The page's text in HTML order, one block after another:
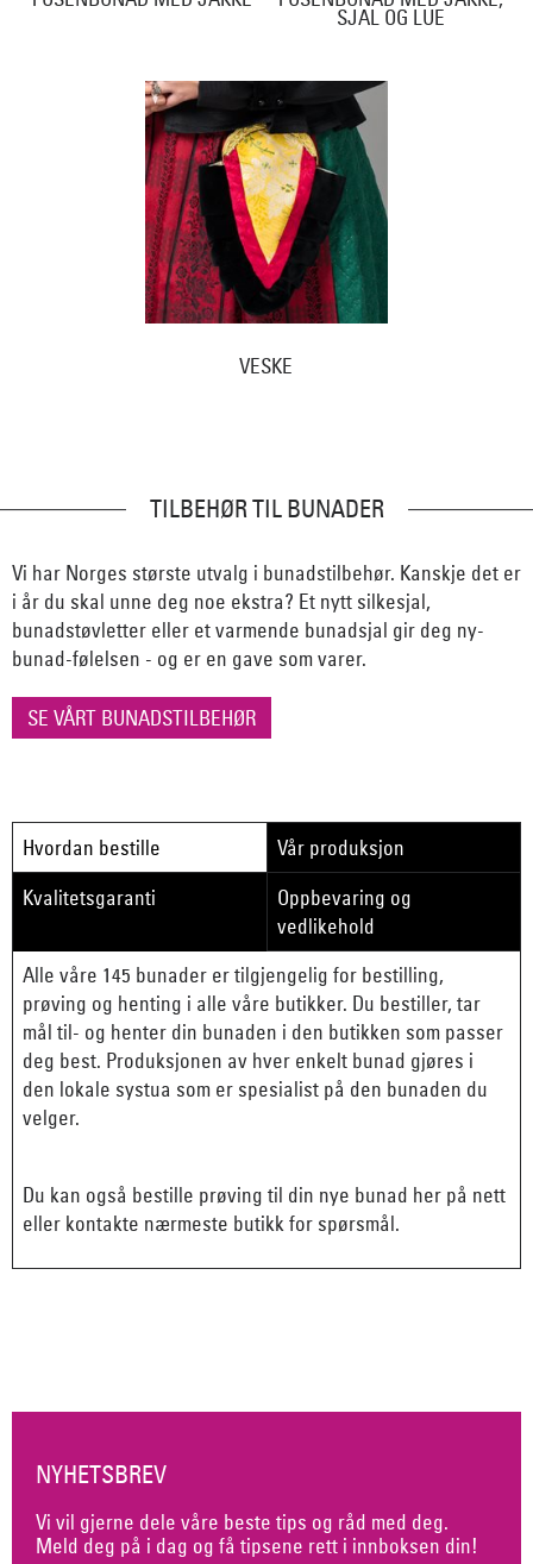
SJAL OG LUE
VESKE
TILBEHØR TIL BUNADER
Vi har Norges største utvalg i bunadstilbehør. Kanskje det er
i år du skal unne deg noe ekstra? Et nytt silkesjal,
bunadstøvletter eller et varmende bunadsjal gir deg ny-
bunad-følelsen - og er en gave som varer.
SE VÅRT BUNADSTILBEHØR
Hvordan bestille
Vår produksjon
Kvalitetsgaranti
Oppbevaring og
vedlikehold
Alle våre 145 bunader er tilgjengelig for bestilling,
prøving og henting i alle våre butikker. Du bestiller, tar
mål til- og henter din bunaden i den butikken som passer
deg best. Produksjonen av hver enkelt bunad gjøres i
den lokale systua som er spesialist på den bunaden du
velger.
Du kan også bestille prøving til din nye bunad her på nett
eller kontakte nærmeste butikk for spørsmål.
NYHETSBREV
Vi vil gjerne dele våre beste tips og råd med deg.
Meld deg på i dag og få tipsene rett i innboksen din!